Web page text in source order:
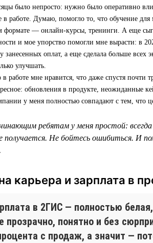
было непросто: нужно было оперативно
в работе. Думаю, помогло то, что обучение
формате — онлайн-курсы, тренинги. А еще
и мое упорство помогли мне вырасти: в
занесенных оплат, а еще сделала больше
улучшать.
в работе мне нравится, что даже спустя
обновления в продукте, неожиданные
у меня полностью совпадают с тем, что
ребятам у меня простой:
получается. Не бойтесь ошибиться. И
карьера и зарплата в
в 2ГИС — полностью
прозрачно, понятно и без
с продаж, а значит —